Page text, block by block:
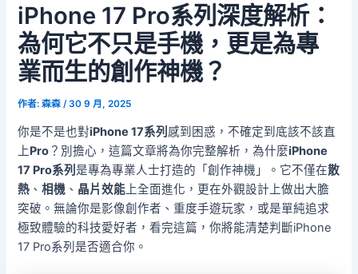
iPhone 17 Pro系列深度解析：
為何它不只是手機，更是為專
業而生的創作神機？
作者:森森/30 9 月, 2025
你是不是也對iPhone 17系列 感到困惑，不確定到底該不該直
上Pro ？別擔心，這篇文章將為你完整解析，為什麼iPhone
17 Pro系列是專為專業人士打造的「創作神機」。它不僅在散
熱 、相機 、 晶片效能 上全面進化，更在外觀設計上做出大膽
突破。無論你是影像創作者、重度手遊玩家，或是單純追求
極致體驗的科技愛好者，看完這篇，你將能清楚判斷iPhone
17 Pro系列是否適合你。